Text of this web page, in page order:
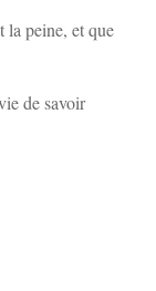
la peine, et que
de savoir